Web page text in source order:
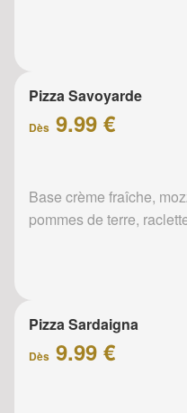
Pizza Savoyarde
Dès 9.99 €
Base crème fraîche,
pommes de terre,
Pizza Sardaigna
Dès 9.99 €